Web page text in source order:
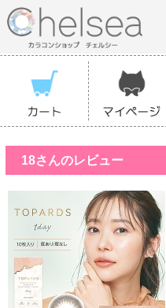
18さんのレビュー